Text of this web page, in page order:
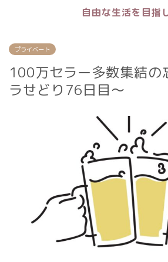
自由な生活を目指
プライベート
100万セラー多数集結の
ラせどり76日目〜